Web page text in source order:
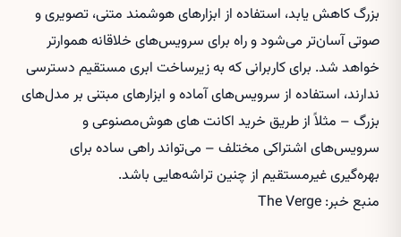
بزرگ کاهش یابد، استفاده از ابزارهای هوشمند متنی، تصویری و
صوتی آسان‌تر می‌شود و راه برای سرویس‌های خلاقانه هموارتر
خواهد شد. برای کاربرانی که به زیرساخت ابری مستقیم دسترسی
ندارند، استفاده از سرویس‌های آماده و ابزارهای مبتنی بر مدل‌های
بزرگ – مثلاً از طریق خرید اکانت های هوش‌مصنوعیو
سرویس‌های اشتراکی مختلف – می‌تواند راهی ساده برای
بهره‌گیری غیرمستقیم از چنین تراشه‌هایی باشد.
منبع خبر: The Verge